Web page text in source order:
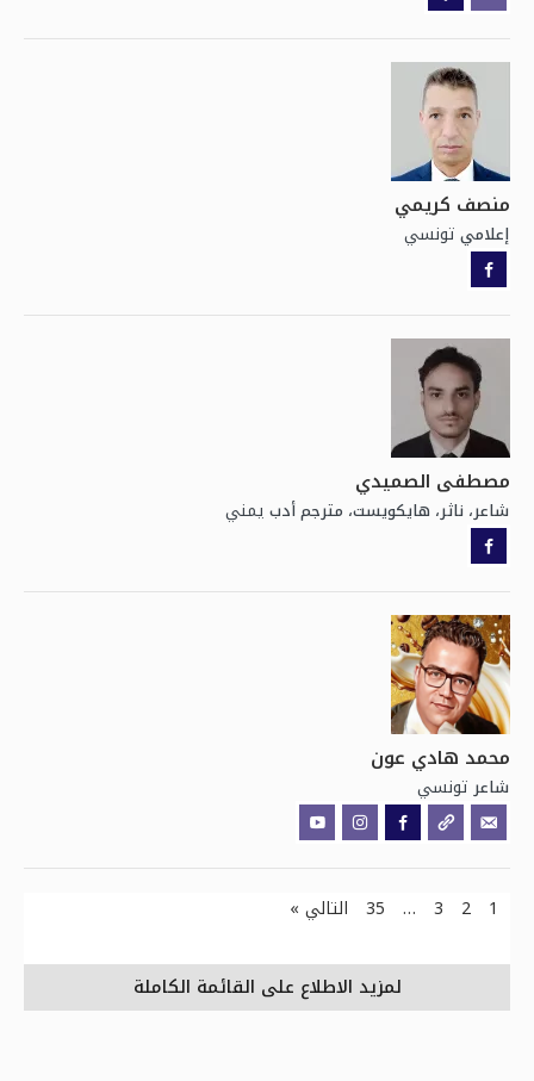
منصف كريمي
إعلامي تونسي
مصطفى الصميدي
شاعر، ناثر، هايكويست، مترجم أدب يمني
محمد هادي عون
شاعر تونسي
1
2
3
…
35 التالي »
لمزيد الاطلاع على القائمة الكاملة